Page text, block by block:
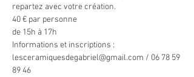
repartez avec votre création.
40 € par personne
de 15h à 17h
Informations et inscriptions :
lesceramiquesdegabriel@gmail.com / 06 78 59
89 46